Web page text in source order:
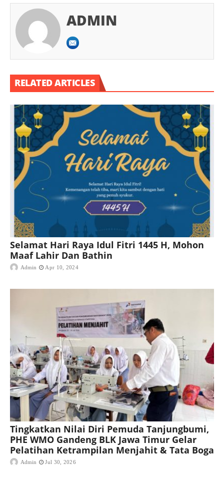
ADMIN
RELATED ARTICLES
Selamat Hari Raya Idul Fitri 1445 H, Mohon
Maaf Lahir Dan Bathin
Admin Apr 10, 2024
Tingkatkan Nilai Diri Pemuda Tanjungbumi,
PHE WMO Gandeng BLK Jawa Timur Gelar
Pelatihan Ketrampilan Menjahit & Tata Boga
Admin Jul 30, 2026